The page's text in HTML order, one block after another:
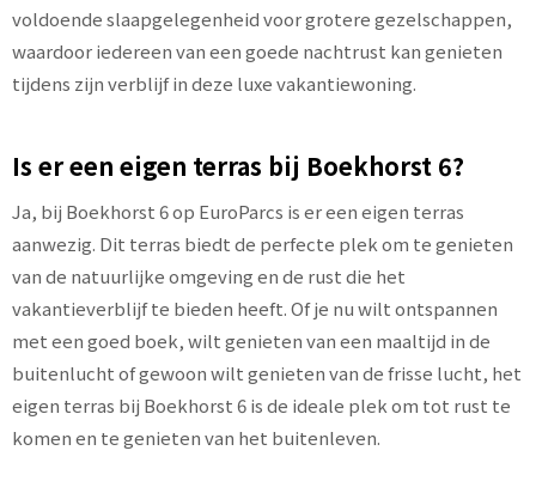
voldoende slaapgelegenheid voor grotere gezelschappen,
waardoor iedereen van een goede nachtrust kan genieten
tijdens zijn verblijf in deze luxe vakantiewoning.
Is er een eigen terras bij Boekhorst 6?
Ja, bij Boekhorst 6 op EuroParcs is er een eigen terras
aanwezig. Dit terras biedt de perfecte plek om te genieten
van de natuurlijke omgeving en de rust die het
vakantieverblijf te bieden heeft. Of je nu wilt ontspannen
met een goed boek, wilt genieten van een maaltijd in de
buitenlucht of gewoon wilt genieten van de frisse lucht, het
eigen terras bij Boekhorst 6 is de ideale plek om tot rust te
komen en te genieten van het buitenleven.